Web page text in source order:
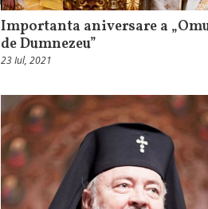
Importanta aniversare a
de Dumnezeu”
23 Iul, 2021